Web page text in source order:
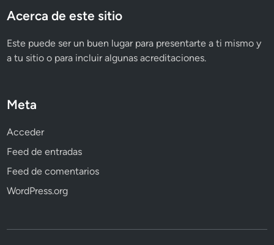
Acerca de este sitio
Este puede ser un buen lugar para presentarte a ti mismo y
a tu sitio o para incluir algunas acreditaciones.
Meta
Acceder
Feed de entradas
Feed de comentarios
WordPress.org